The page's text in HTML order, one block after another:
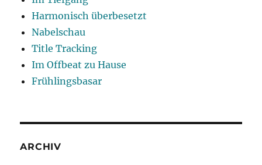
Harmonisch überbesetzt
Nabelschau
Title Tracking
Im Offbeat zu Hause
Frühlingsbasar
ARCHIV